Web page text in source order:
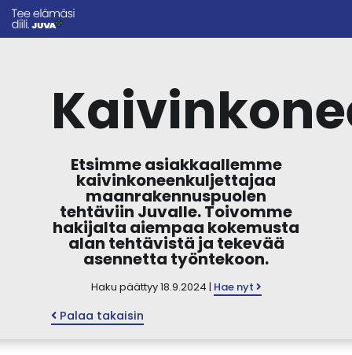
Etsimme asiakkaallemme
kaivinkoneenkuljettajaa
maanrakennuspuolen
tehtäviin Juvalle. Toivomme
hakijalta aiempaa kokemusta
alan tehtävistä ja tekevää
asennetta työntekoon.
Haku päättyy 18.9.2024 | Hae nyt
Palaa takaisin